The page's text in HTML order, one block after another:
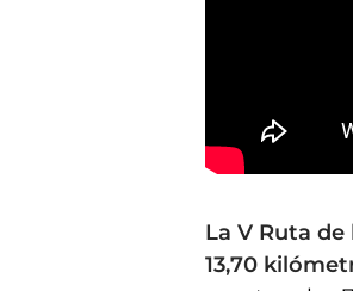
La V Ruta
13,70